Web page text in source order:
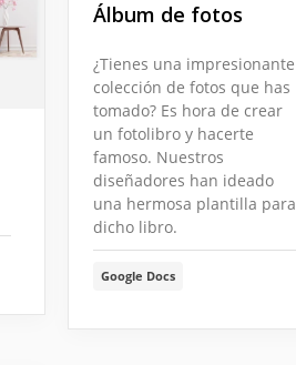
Álbum de fotos
¿Tienes una impresionante
colección de fotos que has
tomado? Es hora de crear
un fotolibro y hacerte
famoso. Nuestros
diseñadores han ideado
una hermosa plantilla para
dicho libro.
Google Docs